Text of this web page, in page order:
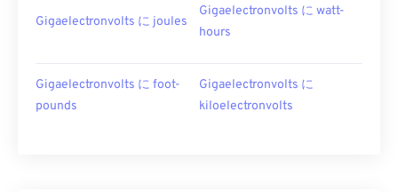
Gigaelectronvolts に joules
Gigaelectronvolts に watt-
hours
Gigaelectronvolts に foot-
pounds
Gigaelectronvolts に
kiloelectronvolts